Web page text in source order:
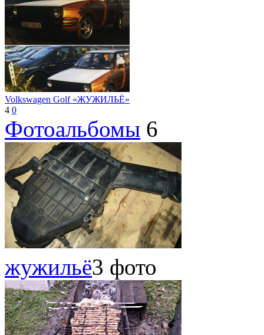
Volkswagen Golf «ЖУЖИЛЬЁ»
4 0
Фотоальбомы 6
жужильё3 фото